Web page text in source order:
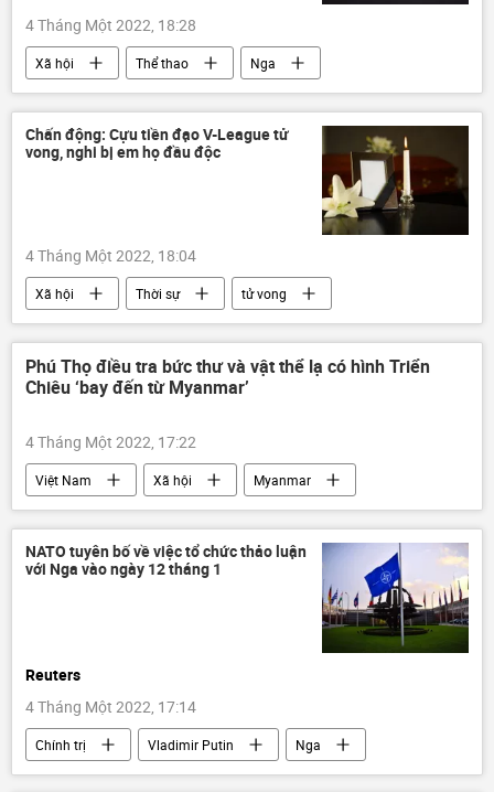
4 Tháng Một 2022, 18:28
Xã hội Thể thao
Nga
quần vợt
Australia
Chấn động: Cựu tiền đạo V-League tử
vong, nghi bị em họ đầu độc
4 Tháng Một 2022, 18:04
Xã hội Thời sự
tử vong
qua đời
V-League
Phú Thọ điều tra bức thư và vật thể lạ có hình Triển
Chiêu ‘bay đến từ Myanmar’
4 Tháng Một 2022, 17:22
Việt Nam Xã hội
Myanmar
Phú Thọ
NATO tuyên bố về việc tổ chức thảo luận
với Nga vào ngày 12 tháng 1
Reuters
4 Tháng Một 2022, 17:14
Chính trị Vladimir Putin
Nga
NATO
Joe Biden Jens Stoltenberg